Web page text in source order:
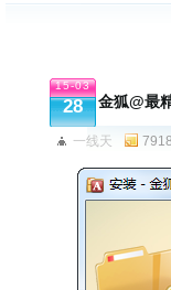
15-03
28 金狐@最
一线天